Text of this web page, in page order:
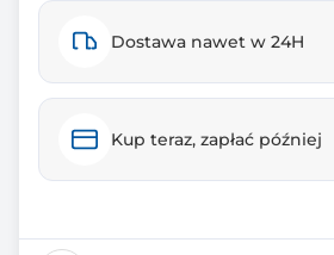
Dostawa nawet w 24H
Kup teraz, zapłać później